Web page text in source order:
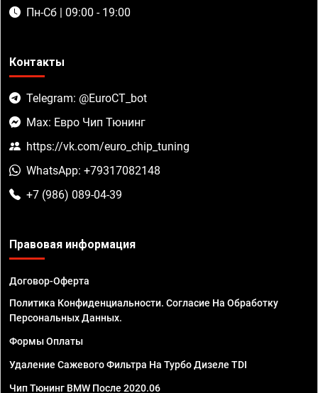
Пн-Сб | 09:00 - 19:00
Контакты
Telegram: @EuroCT_bot
Max: Евро Чип Тюнинг
https://vk.com/euro_chip_tuning
WhatsApp: +79317082148
+7 (986) 089-04-39
Правовая информация
Договор-Оферта
Политика Конфиденциальности. Согласие На Обработку
Персональных Данных.
Формы Оплаты
Удаление Сажевого Фильтра На Турбо Дизеле TDI
Чип Тюнинг BMW После 2020.06